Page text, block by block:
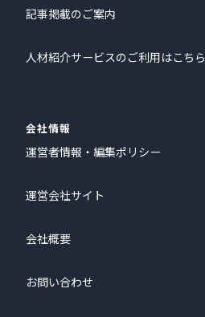
記事掲載のご案内
人材紹介サービスのご利用はこちら
会社情報
運営者情報・編集ポリシー
運営会社サイト
会社概要
お問い合わせ